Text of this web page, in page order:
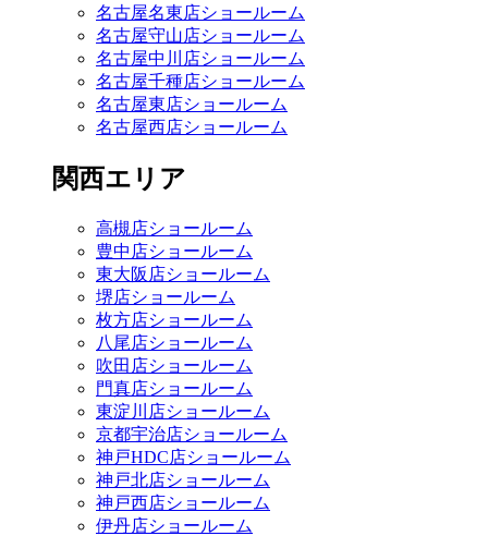
名古屋名東店ショールーム
名古屋守山店ショールーム
名古屋中川店ショールーム
名古屋千種店ショールーム
名古屋東店ショールーム
名古屋西店ショールーム
関西エリア
高槻店ショールーム
豊中店ショールーム
東大阪店ショールーム
堺店ショールーム
枚方店ショールーム
八尾店ショールーム
吹田店ショールーム
門真店ショールーム
東淀川店ショールーム
京都宇治店ショールーム
神戸HDC店ショールーム
神戸北店ショールーム
神戸西店ショールーム
伊丹店ショールーム